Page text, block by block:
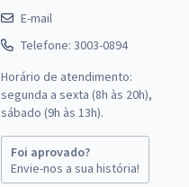
E-mail
Telefone: 3003-0894
Horário de atendimento:
segunda a sexta (8h às 20h),
sábado (9h às 13h).
Foi aprovado?
Envie-nos a sua história!